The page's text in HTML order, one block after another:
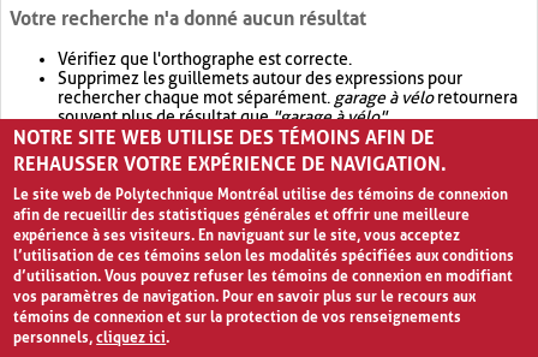
Votre recherche n'a donné aucun résultat
Vérifiez que l'orthographe est correcte.
Supprimez les guillemets autour des expressions pour
rechercher chaque mot séparément. garage à véloretournera
souvent plus de résultat que"garage à vélo".
Envisagez d'élargir votre recherche avec OR.garage OR vélo
retournera souvent plus de résultat quegarage à vélo
NOTRE SITE WEB UTILISE DES TÉMOINS AFIN DE
REHAUSSER VOTRE EXPÉRIENCE DE NAVIGATION.
Le site web de Polytechnique Montréal utilise des témoins de connexion
afin de recueillir des statistiques générales et offrir une meilleure
expérience à ses visiteurs. En naviguant sur le site, vous acceptez
l’utilisation de ces témoins selon les modalités spécifiées aux conditions
d’utilisation. Vous pouvez refuser les témoins de connexion en modifiant
vos paramètres de navigation. Pour en savoir plus sur le recours aux
témoins de connexion et sur la protection de vos renseignements
personnels,cliquez ici.